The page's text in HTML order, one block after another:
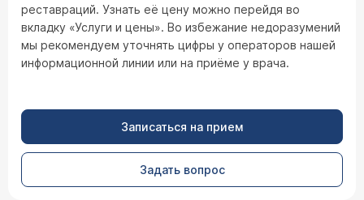
реставраций. Узнать её цену можно перейдя во
вкладку «Услуги и цены». Во избежание недоразумений
мы рекомендуем уточнять цифры у операторов нашей
информационной линии или на приёме у врача.
Записаться на прием
Задать вопрос